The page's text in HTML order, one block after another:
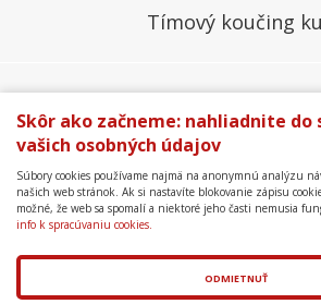
Tímový koučing
Všeobecné obchodné podmienky
Ochrana osobných údajov
Formulár na odstúpenie
Copyright © 2018 - 2026 Business
s.r.o.
Skôr ako začneme: nahliadnite do
vašich osobných údajov
Súbory cookies používame najmä na anonymnú analýzu
našich web stránok. Ak si nastavíte blokovanie zápisu
možné, že web sa spomalí a niektoré jeho časti nemusia
info k spracúvaniu cookies.
ODMIETNUŤ